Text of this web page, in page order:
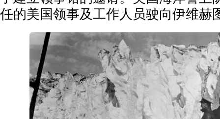
任的美国领事及工作人员驶向伊维赫